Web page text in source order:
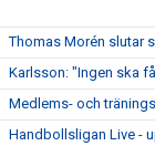
Thomas Morén slutar
Karlsson: "Ingen ska
Medlems- och
Handbollsligan Live -